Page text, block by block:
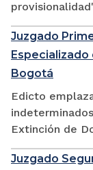
Juzgado
Especializado
Bogotá
Edicto
Extinción de
Juzgado